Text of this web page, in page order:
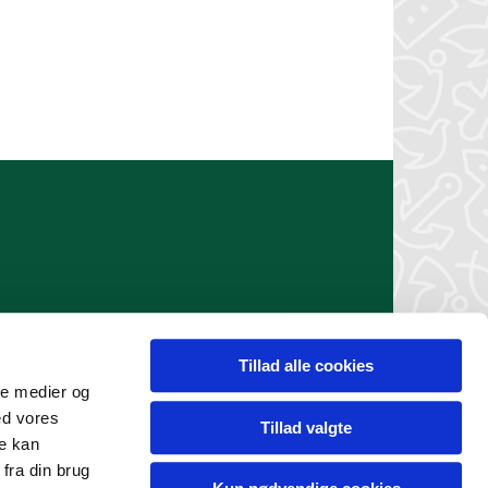
medier og
vores
kan
din brug
Tillad alle cookies
Tillad valgte
12544405)